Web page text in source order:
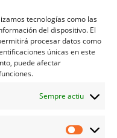
tecnologías como las
del dispositivo. El
procesar datos como
únicas en este
puede afectar
Sempre actiu